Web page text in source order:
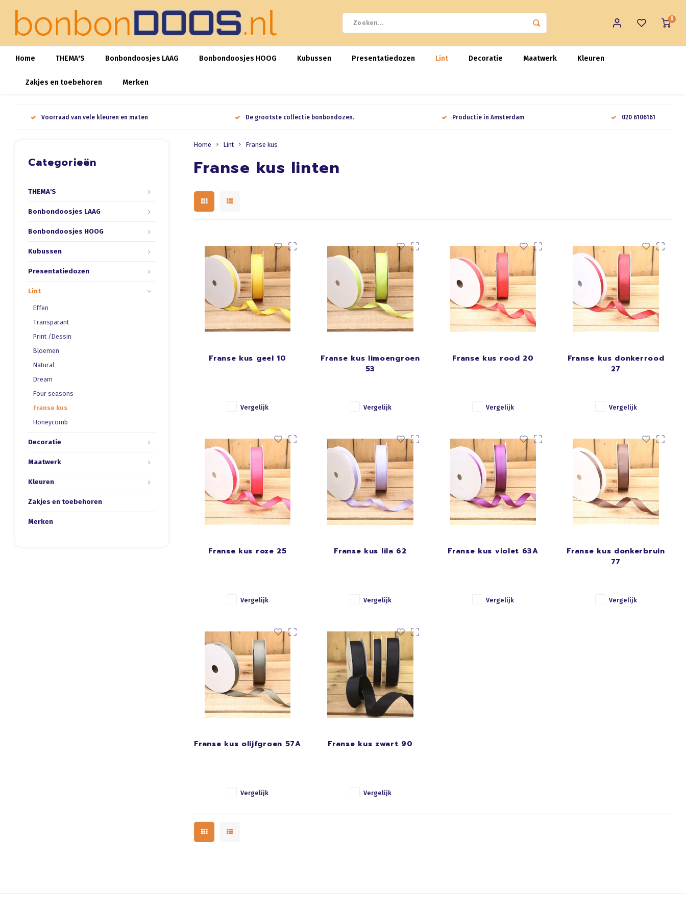
0
Home THEMA'S Bonbondoosjes LAAG Bonbondoosjes HOOG Kubussen Presentatiedozen Lint Decoratie Maatwerk Kleuren
Zakjes en toebehoren Merken
Voorraad van vele kleuren en maten De grootste collectie bonbondozen. Productie in Amsterdam 020 6106161
Categorieën
THEMA'S
Bonbondoosjes LAAG
Bonbondoosjes HOOG
Kubussen
Presentatiedozen
Lint
Effen
Transparant
Print /Dessin
Bloemen
Natural
Dream
Four seasons
Franse kus
Honeycomb
Decoratie
Maatwerk
Kleuren
Zakjes en toebehoren
Merken
Home Lint Franse kus
Franse kus linten
Franse kus geel 10
Vergelijk
Franse kus limoengroen
53
Vergelijk
Franse kus rood 20
Vergelijk
Franse kus donkerrood
27
Vergelijk
Franse kus roze 25
Vergelijk
Franse kus lila 62
Vergelijk
Franse kus violet 63A
Vergelijk
Franse kus donkerbruin
77
Vergelijk
Franse kus olijfgroen 57A
Vergelijk
Franse kus zwart 90
Vergelijk